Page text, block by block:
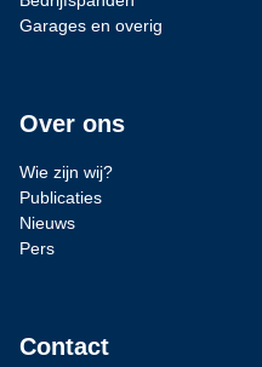
Garages en overig
Over ons
Wie zijn wij?
Publicaties
Nieuws
Pers
Contact